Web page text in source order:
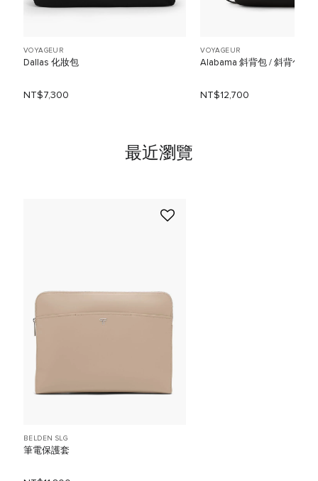
VOYAGEUR
Dallas 化妝包
NT$7,300
VOYAGEUR
Alabama 斜背包 / 斜背包
NT$12,700
最近瀏覽
BELDEN SLG
筆電保護套